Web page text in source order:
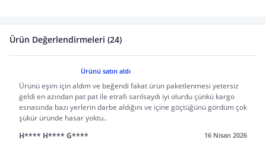
Ürün Değerlendirmeleri (24)
Ürünü satın aldı
Ürünü eşim için aldım ve beğendi fakat ürün paketlenmesi yetersiz
geldi en azından pat pat ile etrafı sarılsaydı iyi olurdu çünkü kargo
esnasında bazı yerlerin darbe aldığını ve içine göçtüğünü gördüm çok
şükür üründe hasar yoktu..
H**** H**** G****
16 Nisan 2026